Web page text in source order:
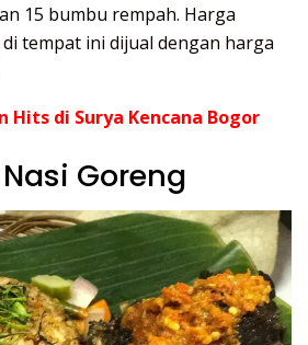
15 bumbu rempah. Harga
tempat ini dijual dengan harga
Hits di Surya Kencana Bogor
Goreng